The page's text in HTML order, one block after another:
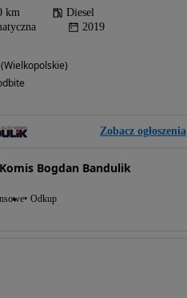
km
Diesel
2019
Zobacz ogłoszenia
Bogdan Bandulik
Odkup